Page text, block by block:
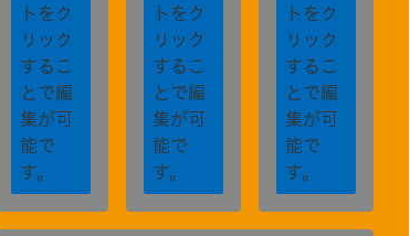
トをク
リック
するこ
とで編
集が可
能で
す。
トをク
リック
するこ
とで編
集が可
能で
す。
トをク
リック
するこ
とで編
集が可
能で
す。